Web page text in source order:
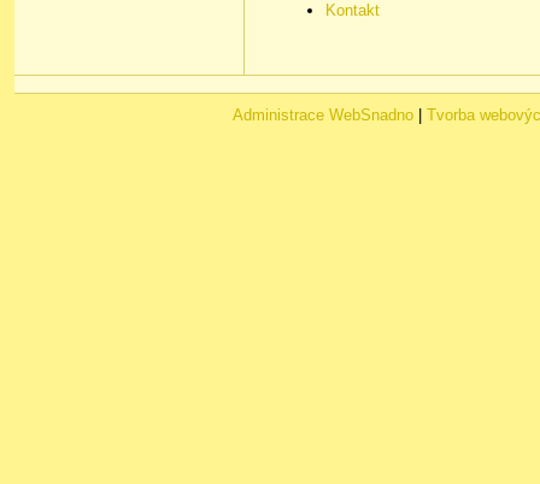
Kontakt
Administrace WebSnadno Tvorba